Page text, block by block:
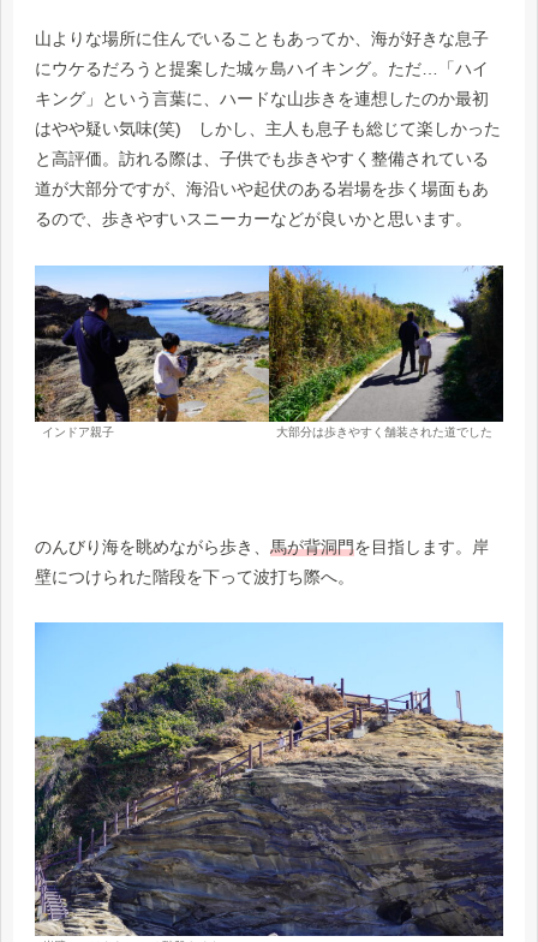
山よりな場所に住んでいることもあってか、海が好きな息子
にウケるだろうと提案した城ヶ島ハイキング。ただ…「ハイ
キング」という言葉に、ハードな山歩きを連想したのか最初
はやや疑い気味(笑) しかし、主人も息子も総じて楽しかった
と高評価。訪れる際は、子供でも歩きやすく整備されている
道が大部分ですが、海沿いや起伏のある岩場を歩く場面もあ
るので、歩きやすいスニーカーなどが良いかと思います。
インドア親子 大部分は歩きやすく舗装された道でした
のんびり海を眺めながら歩き、 馬が背洞門を目指します。岸
壁につけられた階段を下って波打ち際へ。